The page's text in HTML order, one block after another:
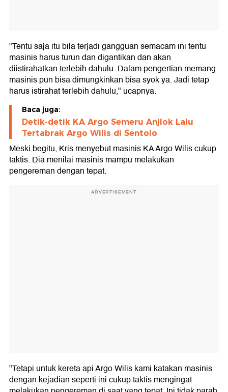
"Tentu saja itu bila terjadi gangguan semacam ini tentu
masinis harus turun dan digantikan dan akan
diistirahatkan terlebih dahulu. Dalam pengertian memang
masinis pun bisa dimungkinkan bisa syok ya. Jadi tetap
harus istirahat terlebih dahulu," ucapnya.
Baca juga:
Detik-detik KA Argo Semeru Anjlok Lalu
Tertabrak Argo Wilis di Sentolo
Meski begitu, Kris menyebut masinis KA Argo Wilis cukup
taktis. Dia menilai masinis mampu melakukan
pengereman dengan tepat.
ADVERTISEMENT
"Tetapi untuk kereta api Argo Wilis kami katakan masinis
dengan kejadian seperti ini cukup taktis mengingat